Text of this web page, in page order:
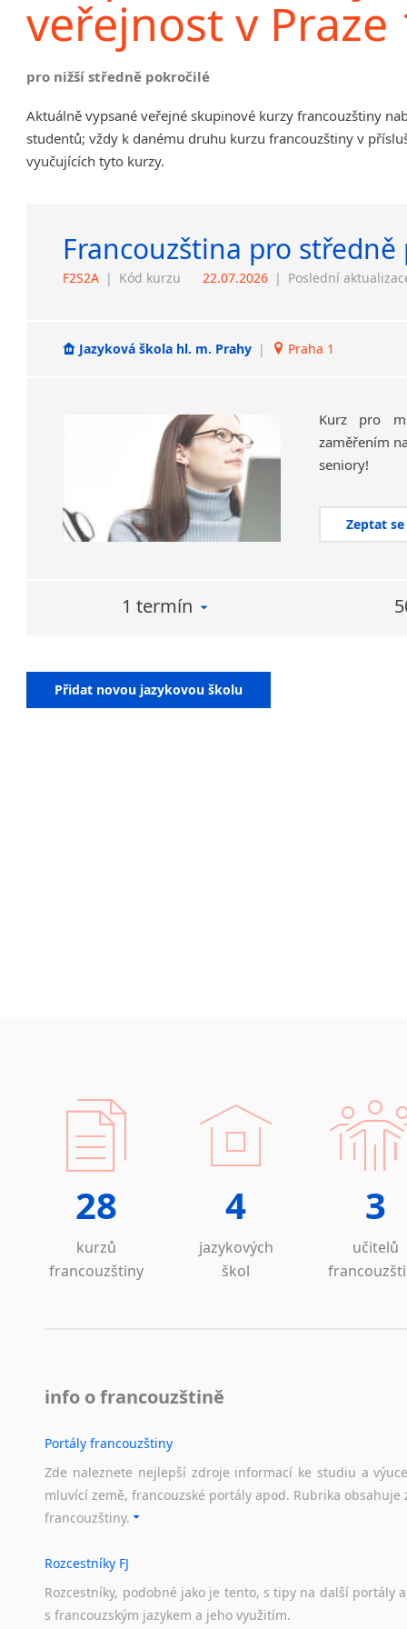
veřejnost v Praze
pro nižší středně pokročilé
Aktuálně vypsané veřejné skupinové kurzy francouzštiny
studentů; vždy k danému druhu kurzu francouzštiny v
vyučujících tyto kurzy.
Francouzština pro
F2S2A | Kód kurzu 22.07.2026 | Poslední
Jazyková škola hl. m. Prahy | Praha 1
Kurz pro
zaměřením
seniory!
Zeptat
1 termín
Přidat novou jazykovou školu
28
kurzů
francouzštiny
4
jazykových
škol
3
učitelů
info o francouzštině
Portály francouzštiny
Zde naleznete nejlepší zdroje informací ke studiu a
mluvící země, francouzské portály apod. Rubrika
francouzštiny.
Rozcestníky FJ
Rozcestníky, podobné jako je tento, s tipy na další portály a
s francouzským jazykem a jeho využitím.